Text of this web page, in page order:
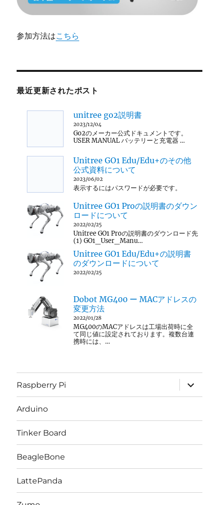
参加方法はこちら
最近更新されたポスト
unitree go2説明書
2023/12/04
Go2のメーカー公式ドキュメントです。
USER MANUAL バッテリーと充電器 …
Unitree GO1 Edu/Edu+のその他
公式資料について
2023/06/02
表示するにはパスワードが必要です。
Unitree GO1 Proの説明書のダウン
ロードについて
2022/02/25
Unitree GO1 Proの説明書のダウンロード先
(1) GO1_User_Manu…
Unitree GO1 Edu/Edu+の説明書
のダウンロードについて
2022/02/25
Dobot MG400 ー MACアドレスの
変更方法
2022/01/28
MG400のMACアドレスは工場出荷時に全
て同じ値に設定されております。複数台連
携時には、…
Raspberry Pi
ブ
メ
ー
開
Arduino
Tinker Board
BeagleBone
LattePanda